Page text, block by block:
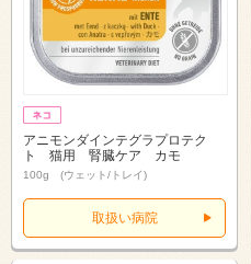
アニモンダインテグラプロテク
ト 猫用 腎臓ケア カモ
100g (ウェット/トレイ)
取扱い病院